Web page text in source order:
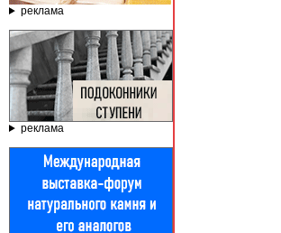
реклама
реклама